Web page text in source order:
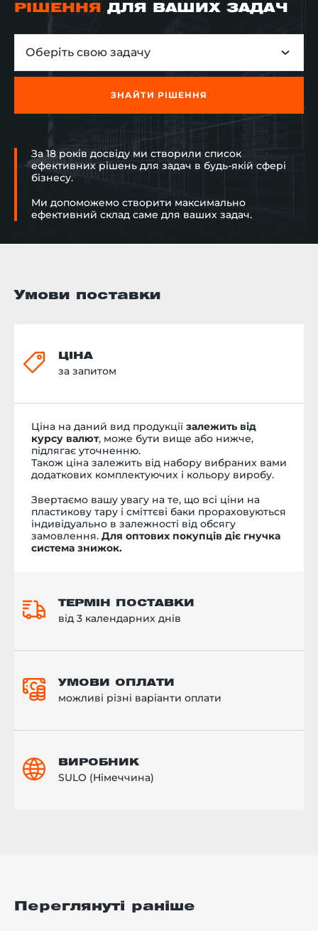
РІШЕННЯ
ДЛЯ ВАШИХ ЗАДАЧ
Оберіть свою задачу
ЗНАЙТИ РІШЕННЯ
За 18 років досвіду ми створили список
ефективних рішень для задач в будь-якій сфері
бізнесу.
Ми допоможемо створити максимально
ефективний склад саме для ваших задач.
Умови поставки
ЦІНА
за запитом
Ціна на даний вид продукції залежить від
курсу валют, може бути вище або нижче,
підлягає уточненню.
Також ціна залежить від набору вибраних вами
додаткових комплектуючих і кольору виробу.
Звертаємо вашу увагу на те, що всі ціни на
пластикову тару і сміттєві баки прораховуються
індивідуально в залежності від обсягу
замовлення. Для оптових покупців діє гнучка
система знижок.
ТЕРМІН ПОСТАВКИ
від 3 календарних днів
УМОВИ ОПЛАТИ
можливі різні варіанти оплати
ВИРОБНИК
SULO (Німеччина)
Переглянуті раніше